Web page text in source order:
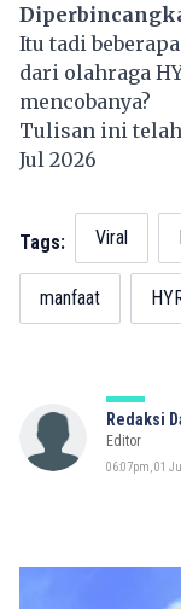
Itu tadi
dari olahraga
mencobanya?
Tulisan ini
Jul 2026
Tags: Viral
manfaat
Redaksi
Editor
06:07pm, 01